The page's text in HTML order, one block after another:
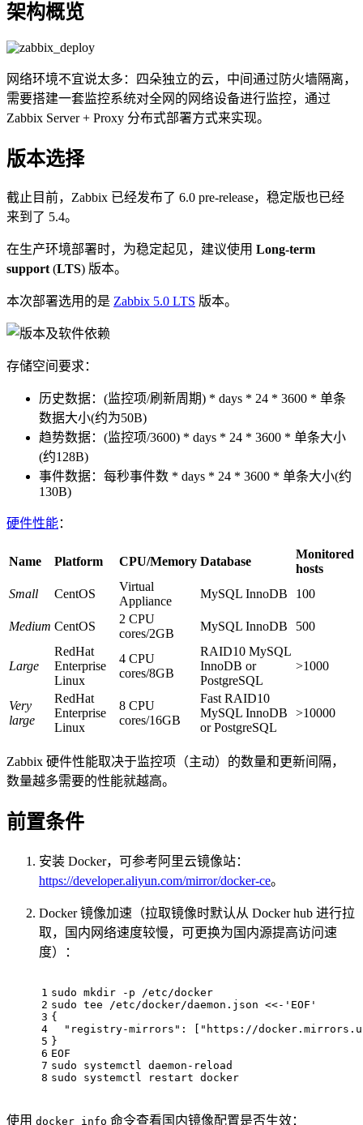
架构概览
网络环境不宜说太多：四朵独立的云，中间通过防火墙隔离，
需要搭建一套监控系统对全网的网络设备进行监控，通过
Zabbix Server + Proxy 分布式部署方式来实现。
版本选择
截止目前，Zabbix 已经发布了 6.0 pre-release，稳定版也已经
来到了 5.4。
在生产环境部署时，为稳定起见，建议使用 Long-term
support(LTS) 版本。
本次部署选用的是 Zabbix 5.0 LTS 版本。
存储空间要求：
历史数据：(监控项/刷新周期) * days * 24 * 3600 * 单条
数据大小(约为50B)
趋势数据：(监控项/3600) * days * 24 * 3600 * 单条大小
(约128B)
事件数据：每秒事件数 * days * 24 * 3600 * 单条大小(约
130B)
硬件性能：
Name Platform CPU/Memory Database
Monitored
hosts
Small
CentOS
Virtual
Appliance
MySQL InnoDB 100
Medium CentOS
2 CPU
cores/2GB
MySQL InnoDB 500
Large
RedHat
Enterprise
Linux
4 CPU
cores/8GB
RAID10 MySQL
InnoDB or
PostgreSQL
>1000
Very
large
RedHat
Enterprise
Linux
8 CPU
cores/16GB
Fast RAID10
MySQL InnoDB
or PostgreSQL
>10000
Zabbix 硬件性能取决于监控项（主动）的数量和更新间隔，
数量越多需要的性能就越高。
前置条件
安装 Docker，可参考阿里云镜像站：
https://developer.aliyun.com/mirror/docker-ce。
Docker 镜像加速（拉取镜像时默认从 Docker hub 进行拉
取，国内网络速度较慢，可更换为国内源提高访问速
度）：
1
2
3
4
5
6
7
8
sudo mkdir -p /etc/docker
sudo tee /etc/docker/daemon.json <<-'EOF'
{
"registry-mirrors": ["https://
}
EOF
sudo systemctl daemon-reload
sudo systemctl restart docker
使用 docker info 命令查看国内镜像配置是否生效：